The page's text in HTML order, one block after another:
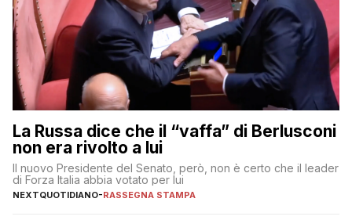
La Russa dice che il “vaffa” di Berlusconi
non era rivolto a lui
Il nuovo Presidente del Senato, però, non è certo che il leader
di Forza Italia abbia votato per lui
NEXTQUOTIDIANO-RASSEGNA STAMPA